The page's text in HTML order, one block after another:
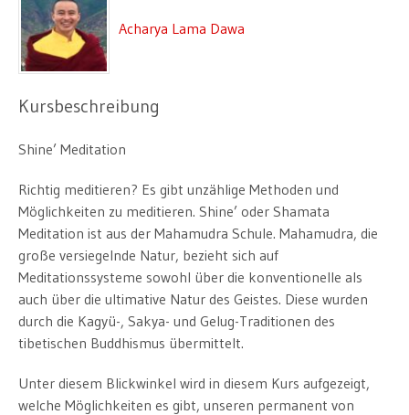
Acharya Lama Dawa
Kursbeschreibung
Shine’ Meditation
Richtig meditieren? Es gibt unzählige Methoden und
Möglichkeiten zu meditieren. Shine’ oder Shamata
Meditation ist aus der Mahamudra Schule. Mahamudra, die
große versiegelnde Natur, bezieht sich auf
Meditationssysteme sowohl über die konventionelle als
auch über die ultimative Natur des Geistes. Diese wurden
durch die Kagyü-, Sakya- und Gelug-Traditionen des
tibetischen Buddhismus übermittelt.
Unter diesem Blickwinkel wird in diesem Kurs aufgezeigt,
welche Möglichkeiten es gibt, unseren permanent von